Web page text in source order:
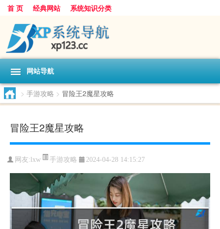
首 页 经典网站 系统知识分类
网站导航
> 手游攻略 > 冒险王2魔星攻略
冒险王2魔星攻略
网友: lxw 手游攻略 2024-04-28 14:15:27